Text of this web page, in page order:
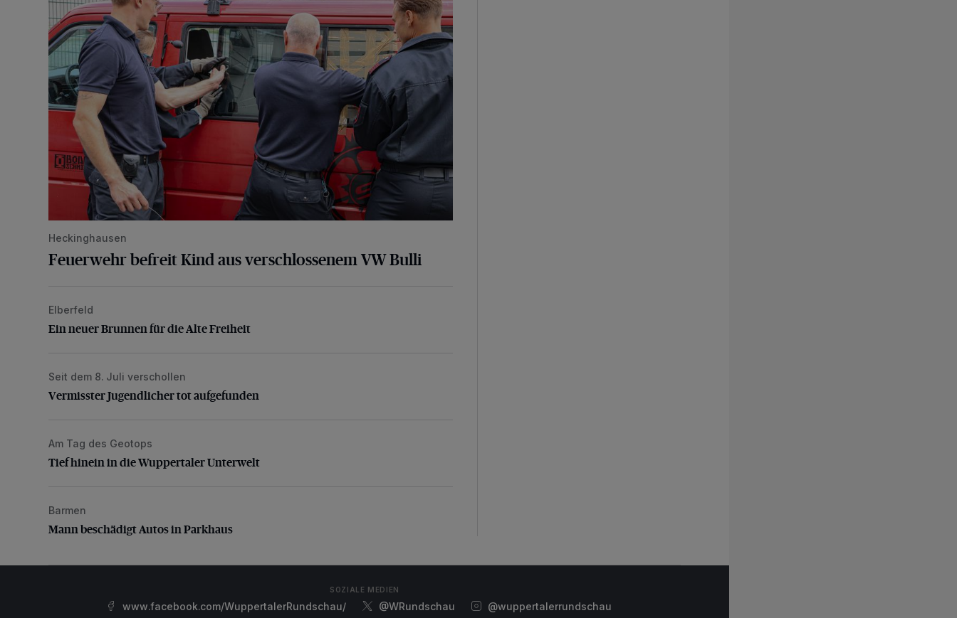
Heckinghausen
Feuerwehr befreit Kind aus verschlossenem VW Bulli
Ein neuer Brunnen für die Alte Freiheit
Elberfeld
Ein neuer Brunnen für die Alte Freiheit
Vermisster Jugendlicher tot aufgefunden
Seit dem 8. Juli verschollen
Vermisster Jugendlicher tot aufgefunden
Tief hinein in die Wuppertaler Unterwelt
Am Tag des Geotops
Tief hinein in die Wuppertaler Unterwelt
Mann beschädigt Autos in Parkhaus
Barmen
Mann beschädigt Autos in Parkhaus
SOZIALE MEDIEN
www.facebook.com/WuppertalerRundschau/ @WRundschau @wuppertalerrundschau